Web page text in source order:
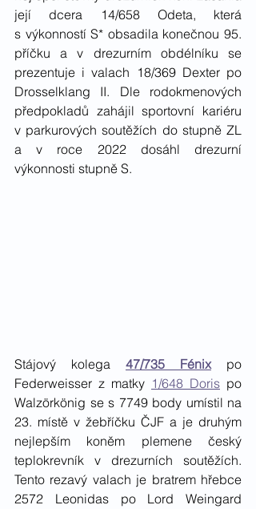
její dcera 14/658 Odeta, která
s výkonností S* obsadila konečnou 95.
příčku a v drezurním obdélníku se
prezentuje i valach 18/369 Dexter po
Drosselklang II. Dle rodokmenových
předpokladů zahájil sportovní kariéru
v parkurových soutěžích do stupně ZL
a v roce 2022 dosáhl drezurní
výkonnosti stupně S.
Stájový kolega 47/735 Fénix po
Federweisser z matky 1/648 Doris po
Walzörkönig se s 7749 body umístil na
23. místě v žebříčku ČJF a je druhým
nejlepším koněm plemene český
teplokrevník v drezurních soutěžích.
Tento rezavý valach je bratrem hřebce
2572 Leonidas po Lord Weingard